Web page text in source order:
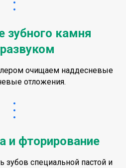
зубного камня
очищаем наддесневые
отложения.
и фторирование
зубов специальной пастой и